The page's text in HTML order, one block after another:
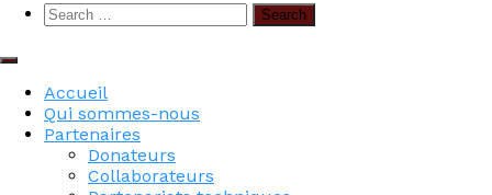
Search
for:
Accueil
Qui sommes-nous
Partenaires
Donateurs
Collaborateurs